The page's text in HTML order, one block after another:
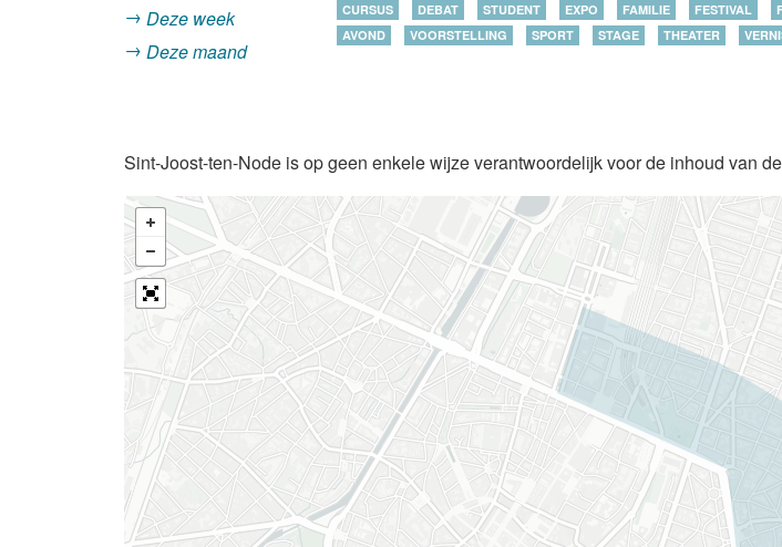
Deze week
Deze maand
CURSUS
DEBAT STUDENT EXPO FAMILIE FESTIVAL
AVOND
VOORSTELLING SPORT STAGE THEATER
Sint-Joost-ten-Node is op geen enkele wijze verantwoordelijk voor de inhoud van